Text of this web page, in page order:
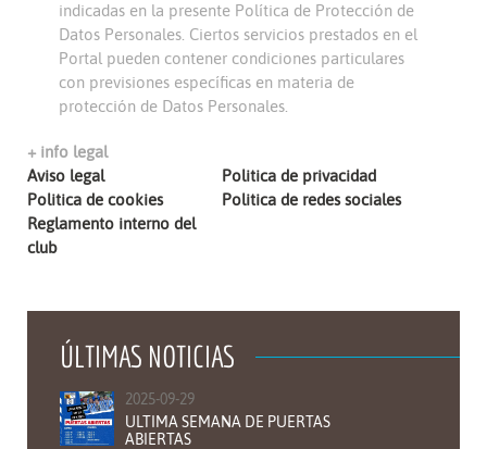
indicadas en la presente Política de Protección de
Datos Personales. Ciertos servicios prestados en el
Portal pueden contener condiciones particulares
con previsiones específicas en materia de
protección de Datos Personales.
+ info legal
Aviso legal
Politica de privacidad
Politica de cookies
Politica de redes sociales
Reglamento interno del
club
ÚLTIMAS NOTICIAS
2025-09-29
ULTIMA SEMANA DE PUERTAS
ABIERTAS